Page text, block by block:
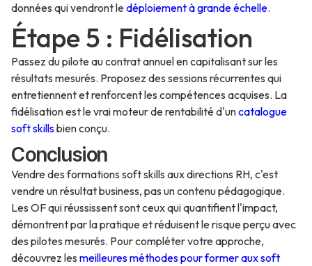
données qui vendront ledéploiement à grande échelle.
Étape 5 : Fidélisation
Passez du pilote au contrat annuel en capitalisant sur les
résultats mesurés. Proposez des sessions récurrentes qui
entretiennent et renforcent les compétences acquises. La
fidélisation est le vrai moteur de rentabilité d'uncatalogue
soft skillsbien conçu.
Conclusion
Vendre des formations soft skills aux directions RH, c'est
vendre un résultat business, pas un contenu pédagogique.
Les OF qui réussissent sont ceux qui quantifient l'impact,
démontrent par la pratique et réduisent le risque perçu avec
des pilotes mesurés. Pour compléter votre approche,
découvrez les meilleures méthodes pour former aux soft